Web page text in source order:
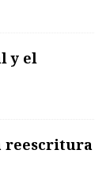
y el
reescritura